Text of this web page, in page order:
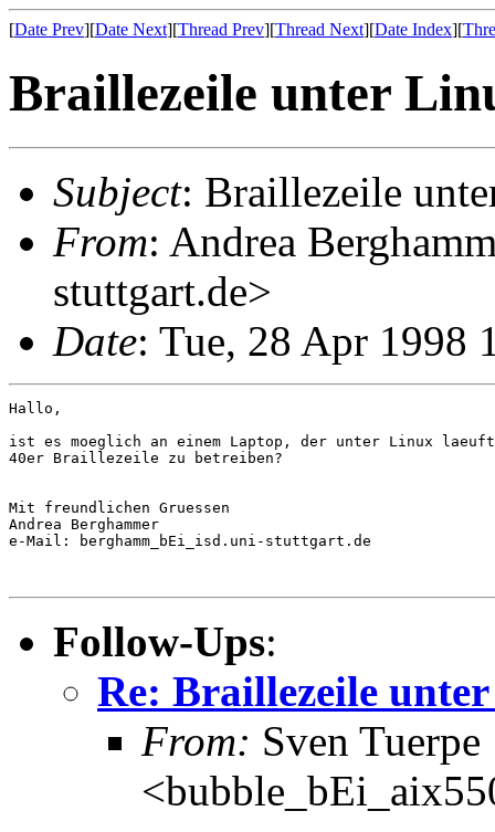
[Date Prev][Date Next][Thread Prev][Thread Next][Date Index][
Braillezeile unter
Subject: Braillezeile
From: Andrea
stuttgart.de>
Date: Tue, 28 Apr 1998
Hallo,
ist es moeglich an einem Laptop, der unter Linux
40er Braillezeile zu betreiben?
Mit freundlichen Gruessen
Andrea Berghammer
e-Mail: berghamm_bEi_isd.uni-stuttgart.de
Follow-Ups:
Re: Braillezeile
From: Sven Tuerpe